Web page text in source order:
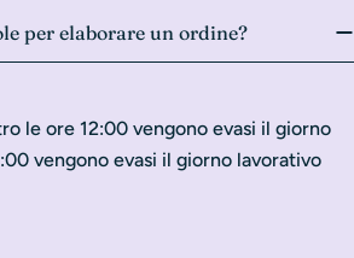
per elaborare un ordine?
le ore 12:00 vengono evasi il giorno
vengono evasi il giorno lavorativo